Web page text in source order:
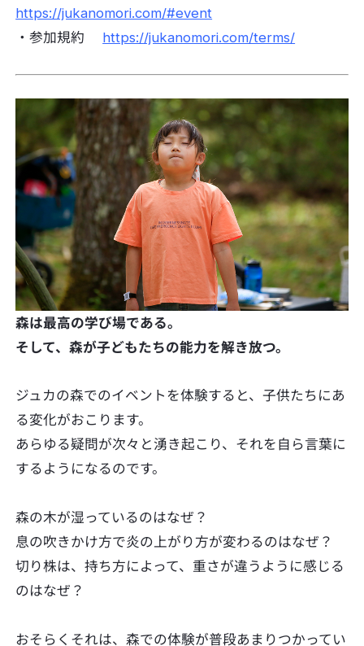
https://jukanomori.com/#event
・参加規約 https://jukanomori.com/terms/
森は最高の学び場である。
そして、森が子どもたちの能力を解き放つ。
ジュカの森でのイベントを体験すると、子供たちにあ
る変化がおこります。
あらゆる疑問が次々と湧き起こり、それを自ら言葉に
するようになるのです。
森の木が湿っているのはなぜ？
息の吹きかけ方で炎の上がり方が変わるのはなぜ？
切り株は、持ち方によって、重さが違うように感じる
のはなぜ？
おそらくそれは、森での体験が普段あまりつかってい